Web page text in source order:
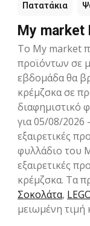
Πατατάκια
My market
Το My market
προϊόντων σε
εβδομάδα θα
κρέμζσκα σε
διαφημιστικό
για 05/08/2026
εξαιρετικές
φυλλάδιο του
εξαιρετικές
κρέμζσκα. Τα
Σοκολάτα,
μειωμένη τιμή